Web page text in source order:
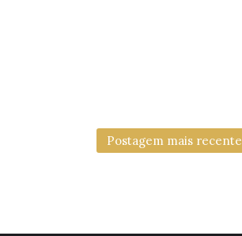
Postagem mais recente